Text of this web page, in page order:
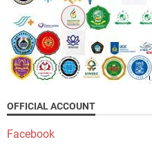
OFFICIAL ACCOUNT
Facebook